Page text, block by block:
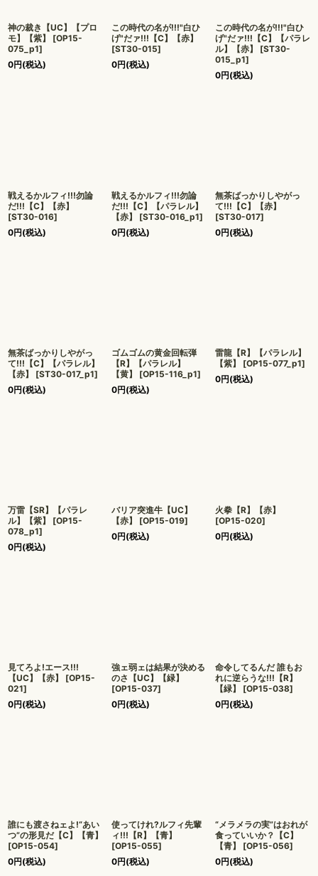
神の裁き【UC】【プロ
モ】【紫】
[OP15-
075_p1]
0円(税込)
この時代の名が!!!"白ひ
げ"だァ!!!【C】【赤】
[ST30-015]
0円(税込)
この時代の名が!!!"白ひ
げ"だァ!!!【C】【パラレ
ル】【赤】
[ST30-
015_p1]
0円(税込)
戦えるかルフィ!!!勿論
だ!!!【C】【赤】
[ST30-016]
0円(税込)
戦えるかルフィ!!!勿論
だ!!!【C】【パラレル】
【赤】
[ST30-016_p1]
0円(税込)
無茶ばっかりしやがっ
て!!!【C】【赤】
[ST30-017]
0円(税込)
無茶ばっかりしやがっ
て!!!【C】【パラレル】
【赤】
[ST30-017_p1]
0円(税込)
ゴムゴムの黄金回転弾
【R】【パラレル】
【黄】
[OP15-116_p1]
0円(税込)
雷龍【R】【パラレル】
【紫】
[OP15-077_p1]
0円(税込)
万雷【SR】【パラレ
ル】【紫】
[OP15-
078_p1]
0円(税込)
バリア突進牛【UC】
【赤】
[OP15-019]
0円(税込)
火拳【R】【赤】
[OP15-020]
0円(税込)
見てろよ!エース!!!
【UC】【赤】
[OP15-
021]
0円(税込)
強ェ弱ェは結果が決める
のさ【UC】【緑】
[OP15-037]
0円(税込)
命令してるんだ 誰もお
れに逆らうな!!!【R】
【緑】
[OP15-038]
0円(税込)
誰にも渡さねェよ!“あい
つ”の形見だ【C】【青】
[OP15-054]
0円(税込)
使ってけれ?ルフィ先輩
ィ!!!【R】【青】
[OP15-055]
0円(税込)
“メラメラの実”はおれが
食っていいか？【C】
【青】
[OP15-056]
0円(税込)